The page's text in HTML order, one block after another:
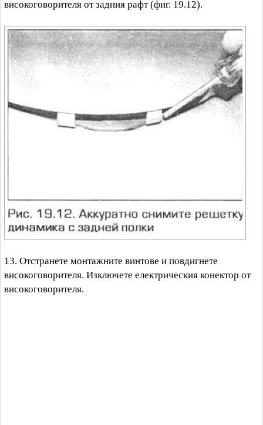
високоговорителя от задния рафт (фиг. 19.12).
13. Отстранете монтажните винтове и повдигнете
високоговорителя. Изключете електрическия конектор от
високоговорителя.